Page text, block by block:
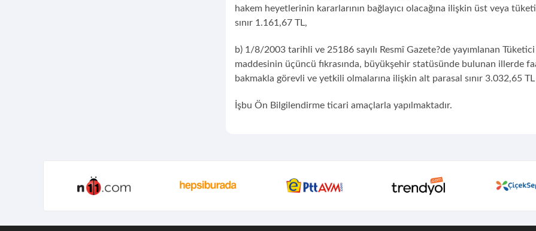
hakem heyetlerinin kararlarının bağlayıcı olacağına ilişkin üst veya
sınır 1.161,67 TL,
b) 1/8/2003 tarihli ve 25186 sayılı Resmî Gazete?de yayımlanan
maddesinin üçüncü fıkrasında, büyükşehir statüsünde bulunan illerde
bakmakla görevli ve yetkili olmalarına ilişkin alt parasal sınır 3.032,65
İşbu Ön Bilgilendirme ticari amaçlarla yapılmaktadır.